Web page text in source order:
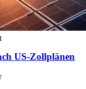
US-Zollplänen